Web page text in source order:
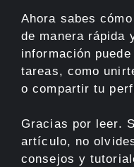
Ahora sabes
de manera rápida
información
tareas, como
o compartir tu
Gracias por leer.
artículo, no
consejos y